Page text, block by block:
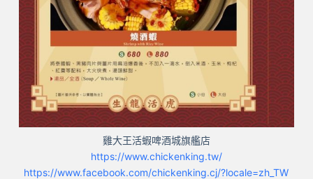
雞大王活蝦啤酒城旗艦店
https://www.chickenking.tw/
https://www.facebook.com/chickenking.cj/?locale=zh_TW